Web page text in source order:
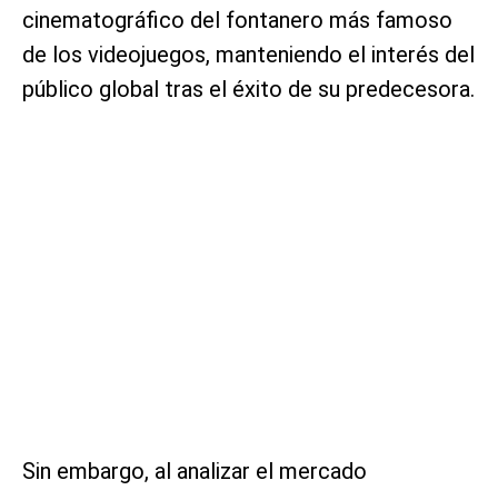
cinematográfico del fontanero más famoso
de los videojuegos, manteniendo el interés del
público global tras el éxito de su predecesora.
Sin embargo, al analizar el mercado